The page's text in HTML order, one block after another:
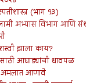
(भाग १३)
अभ्यास विभाग आणि
झाला काय?
आघाड्यांची धावपळ
अमलात आणावे